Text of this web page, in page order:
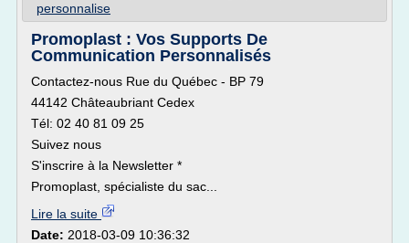
personnalise
Promoplast : Vos Supports De
Communication Personnalisés
Contactez-nous Rue du Québec - BP 79
44142 Châteaubriant Cedex
Tél: 02 40 81 09 25
Suivez nous
S'inscrire à la Newsletter *
Promoplast, spécialiste du sac...
Lire la suite
Date: 2018-03-09 10:36:32